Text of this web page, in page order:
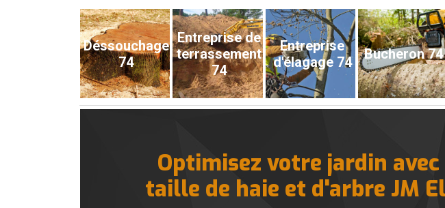
Déssouchage
74
Entreprise de
terrassement
74
Entreprise
d'élagage 74
Bucheron 74
Optimisez votre jardin
taille de haie et d'arbre JM